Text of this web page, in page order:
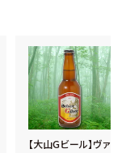
【大山Gビール】ヴァ